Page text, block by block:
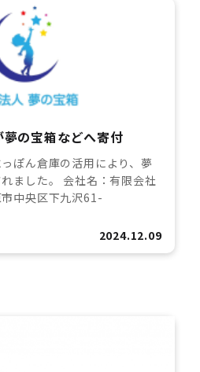
の宝箱などへ寄付
ぽん倉庫の活用により、夢
ました。 会社名：有限会社
中央区下九沢61-
2024.12.09